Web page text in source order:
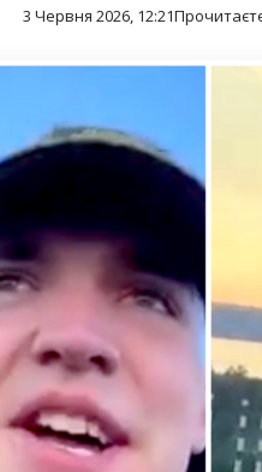
3 Червня 2026, 12:21